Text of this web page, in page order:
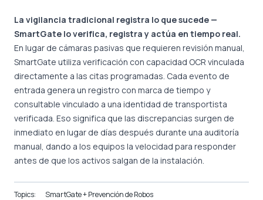
La vigilancia tradicional registra lo que sucede —
SmartGate lo verifica, registra y actúa en tiempo real.
En lugar de cámaras pasivas que requieren revisión manual,
SmartGate utiliza verificación con capacidad OCR vinculada
directamente a las citas programadas. Cada evento de
entrada genera un registro con marca de tiempo y
consultable vinculado a una identidad de transportista
verificada. Eso significa que las discrepancias surgen de
inmediato en lugar de días después durante una auditoría
manual, dando a los equipos la velocidad para responder
antes de que los activos salgan de la instalación.
Topics: SmartGate + Prevención de Robos